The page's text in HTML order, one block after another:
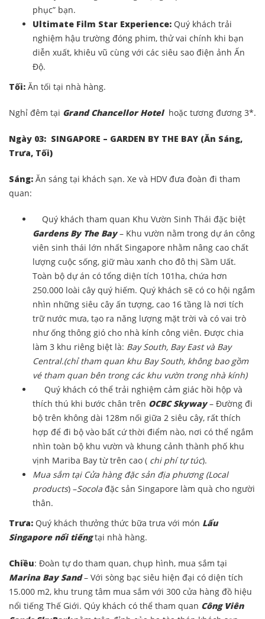
phục” bạn.
Ultimate Film Star Experience: Quý khách trải
nghiệm hậu trường đóng phim, thử vai chính khi bạn
diễn xuất, khiêu vũ cùng với các siêu sao điện ảnh Ấn
Độ.
Tối: Ăn tối tại nhà hàng.
Nghỉ đêm tại Grand Chancellor Hotel hoặc tương đương 3*.
Ngày 03: SINGAPORE – GARDEN BY THE BAY (Ăn Sáng,
Trưa, Tối)
Sáng: Ăn sáng tại khách sạn. Xe và HDV đưa đoàn đi tham
quan:
Quý khách tham quan Khu Vườn Sinh Thái đặc biệt
Gardens By The Bay– Khu vườn nằm trong dự án công
viên sinh thái lớn nhất Singapore nhằm nâng cao chất
lượng cuộc sống, giữ màu xanh cho đô thị Sầm Uất.
Toàn bộ dự án có tổng diện tích 101ha, chứa hơn
250.000 loài cây quý hiếm. Quý khách sẽ có co hội ngắm
nhìn những siêu cây ấn tượng, cao 16 tầng là nơi tích
trữ nước mưa, tạo ra năng lượng mặt trời và có vai trò
như ống thông gió cho nhà kính công viên. Được chia
làm 3 khu riêng biệt là: Bay South, Bay East và Bay
Central.(chỉ tham quan khu Bay South, không bao gồm
vé tham quan bên trong các khu vườn trong nhà kính)
Quý khách có thể trải nghiệm cảm giác hồi hộp và
thích thú khi bước chân trên OCBC Skyway– Đường đi
bộ trên không dài 128m nối giữa 2 siêu cây, rất thích
hợp để đi bộ vào bất cứ thời điểm nào, nơi có thể ngắm
nhìn toàn bộ khu vườn và khung cảnh thành phố khu
vịnh Mariba Bay từ trên cao ( chi phí tự túc).
Mua sắm tại Cửa hàng đặc sản địa phương (Local
products) –Socola đặc sản Singapore làm quà cho người
thân.
Trưa: Quý khách thưởng thức bữa trưa với món Lẩu
Singapore nổi tiếngtại nhà hàng.
Chiều: Đoàn tự do tham quan, chụp hình, mua sắm tại
Marina Bay Sand– Với sòng bạc siêu hiện đại có diện tích
15.000 m2, khu trung tâm mua sắm với 300 cửa hàng đồ hiệu
nổi tiếng Thế Giới. Qúy khách có thể tham quan Công Viên